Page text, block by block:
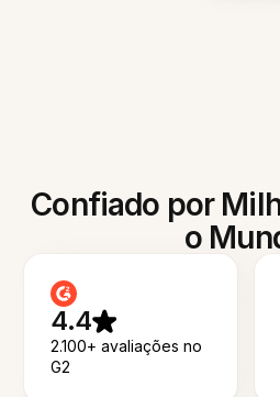
Confiado por
o
4.4
2.100+ avaliações no
G2